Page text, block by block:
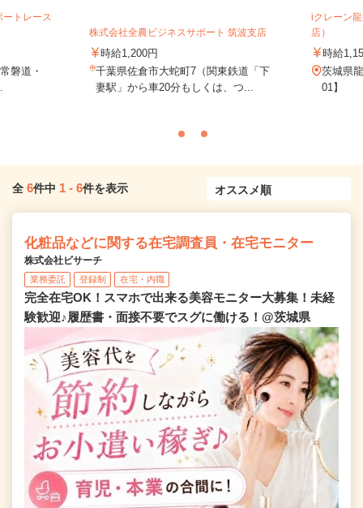
トレース
磐道・
株式会社全農ビジネスサポート 筑波支店
時給1,200円
千葉県佐倉市大蛇町7（関東鉄道「下
妻駅」から車20分もしくは、つ...
iクレーン
店）
時給
茨城県
01】
全 6件中 1 - 6件を表示
化粧品などに関する在宅調査員・在宅モニター
株式会社ビサーチ
業務委託 登録制 在宅・内職
完全在宅OK！スマホで出来る美容モニター大募集！未経
験歓迎♪履歴書・面接不要でスグに働ける！@茨城県